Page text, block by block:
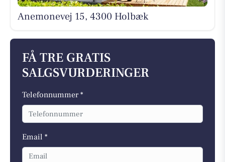
Anemonevej 15, 4300 Holbæk
FÅ TRE GRATIS
SALGSVURDERINGER
Telefonnummer *
Email *